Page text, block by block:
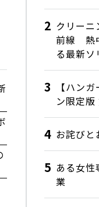
クリーニ
前線 熱
る最新ソ
【ハン
ン限定版
お詫びと
ある女性
業